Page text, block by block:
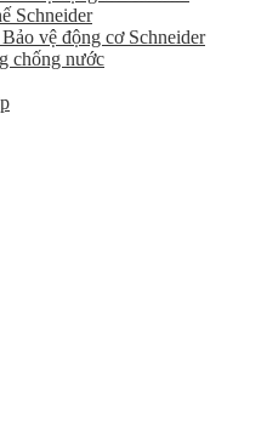
Schneider
vệ động cơ Schneider
chống nước